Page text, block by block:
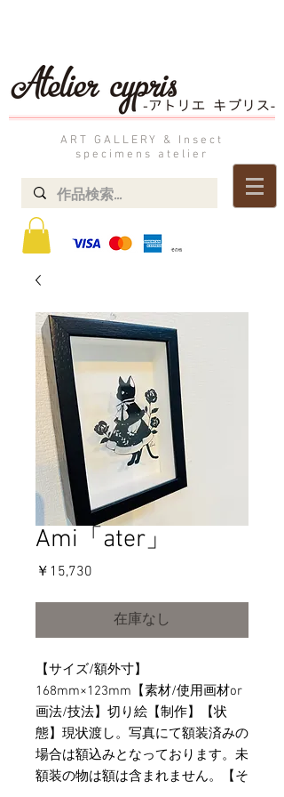
ART GALLERY & Insect
specimens atelier
Ami「ater」
￥15,730
在庫なし
【サイズ/額外寸】
168mm×123mm【素材/使用画材or
画法/技法】切り絵【制作】【状
態】現状渡し。写真にて額装済みの
場合は額込みとなっております。未
額装の物は額は含まれません。【そ